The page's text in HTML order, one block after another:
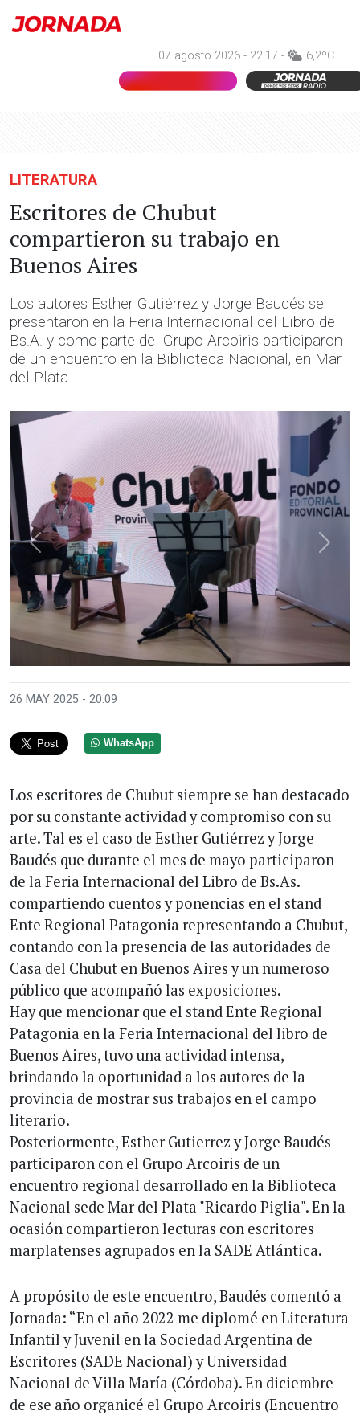
07 agosto 2026 - 22:17 - 6,2ºC
LITERATURA
Escritores de Chubut
compartieron su trabajo en
Buenos Aires
Los autores Esther Gutiérrez y Jorge Baudés se
presentaron en la Feria Internacional del Libro de
Bs.A. y como parte del Grupo Arcoiris participaron
de un encuentro en la Biblioteca Nacional, en Mar
del Plata.
Anterior
26 MAY 2025 - 20:09
WhatsApp
Los escritores de Chubut siempre se han destacado
por su constante actividad y compromiso con su
arte. Tal es el caso de Esther Gutiérrez y Jorge
Baudés que durante el mes de mayo participaron
de la Feria Internacional del Libro de Bs.As.
compartiendo cuentos y ponencias en el stand
Ente Regional Patagonia representando a Chubut,
contando con la presencia de las autoridades de
Casa del Chubut en Buenos Aires y un numeroso
público que acompañó las exposiciones.
Hay que mencionar que el stand Ente Regional
Patagonia en la Feria Internacional del libro de
Buenos Aires, tuvo una actividad intensa,
brindando la oportunidad a los autores de la
provincia de mostrar sus trabajos en el campo
literario.
Posteriormente, Esther Gutierrez y Jorge Baudés
participaron con el Grupo Arcoiris de un
encuentro regional desarrollado en la Biblioteca
Nacional sede Mar del Plata "Ricardo Piglia". En la
ocasión compartieron lecturas con escritores
marplatenses agrupados en la SADE Atlántica.
A propósito de este encuentro, Baudés comentó a
Jornada: “En el año 2022 me diplomé en Literatura
Infantil y Juvenil en la Sociedad Argentina de
Escritores (SADE Nacional) y Universidad
Nacional de Villa María (Córdoba). En diciembre
de ese año organicé el Grupo Arcoiris (Encuentro